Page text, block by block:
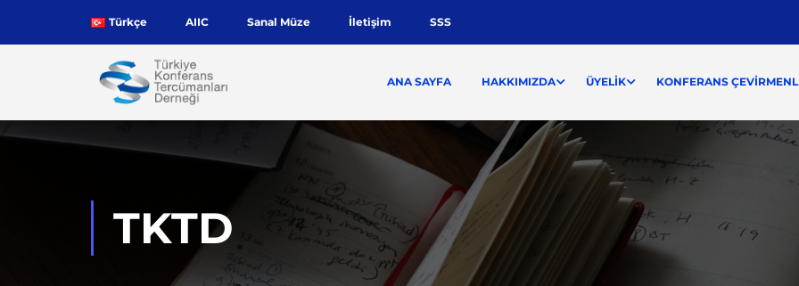
Türkçe AIIC Sanal Müze İletişim SSS
ANA SAYFA HAKKIMIZDA ÜYELIK KONFERANS
TKTD